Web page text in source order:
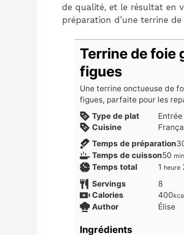
de qualité, et le résultat en
préparation d’une terrine
Terrine de foie
figues
Une terrine onctueuse de
figues, parfaite pour les
Type de plat
Entrée
Cuisine
Temps de préparation
Temps de cuisson50
Temps total 1 heure
heure
Servings
8
Calories
400
Author Élise
Ingrédients